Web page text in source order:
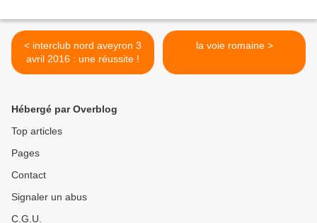
< interclub nord aveyron 3
avril 2016 : une réussite !
la voie romaine >
Hébergé par Overblog
Top articles
Pages
Contact
Signaler un abus
C.G.U.